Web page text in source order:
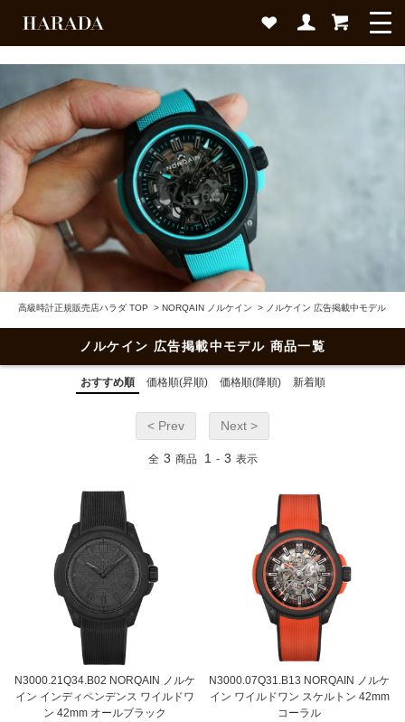
高級時計正規販売店ハラダ TOP > NORQAIN ノルケイン > ノルケイン 広告掲載中モデル
ノルケイン 広告掲載中モデル 商品一覧
おすすめ順 価格順(昇順) 価格順(降順) 新着順
< Prev Next >
全 3 商品 1 - 3 表示
N3000.21Q34.B02 NORQAIN ノルケ
イン インディペンデンス ワイルドワ
ン 42mm オールブラック
N3000.07Q31.B13 NORQAIN ノルケ
イン ワイルドワン スケルトン 42mm
コーラル